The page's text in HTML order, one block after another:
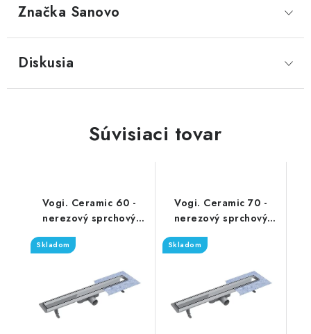
Značka Sanovo
Diskusia
Súvisiaci tovar
Vogi. Ceramic 60 -
nerezový sprchový
žľab 60 cm (RD60set)
Skladom
Vogi. Ceramic 70 -
nerezový sprchový
žľab 70 cm (RD70set)
Skladom